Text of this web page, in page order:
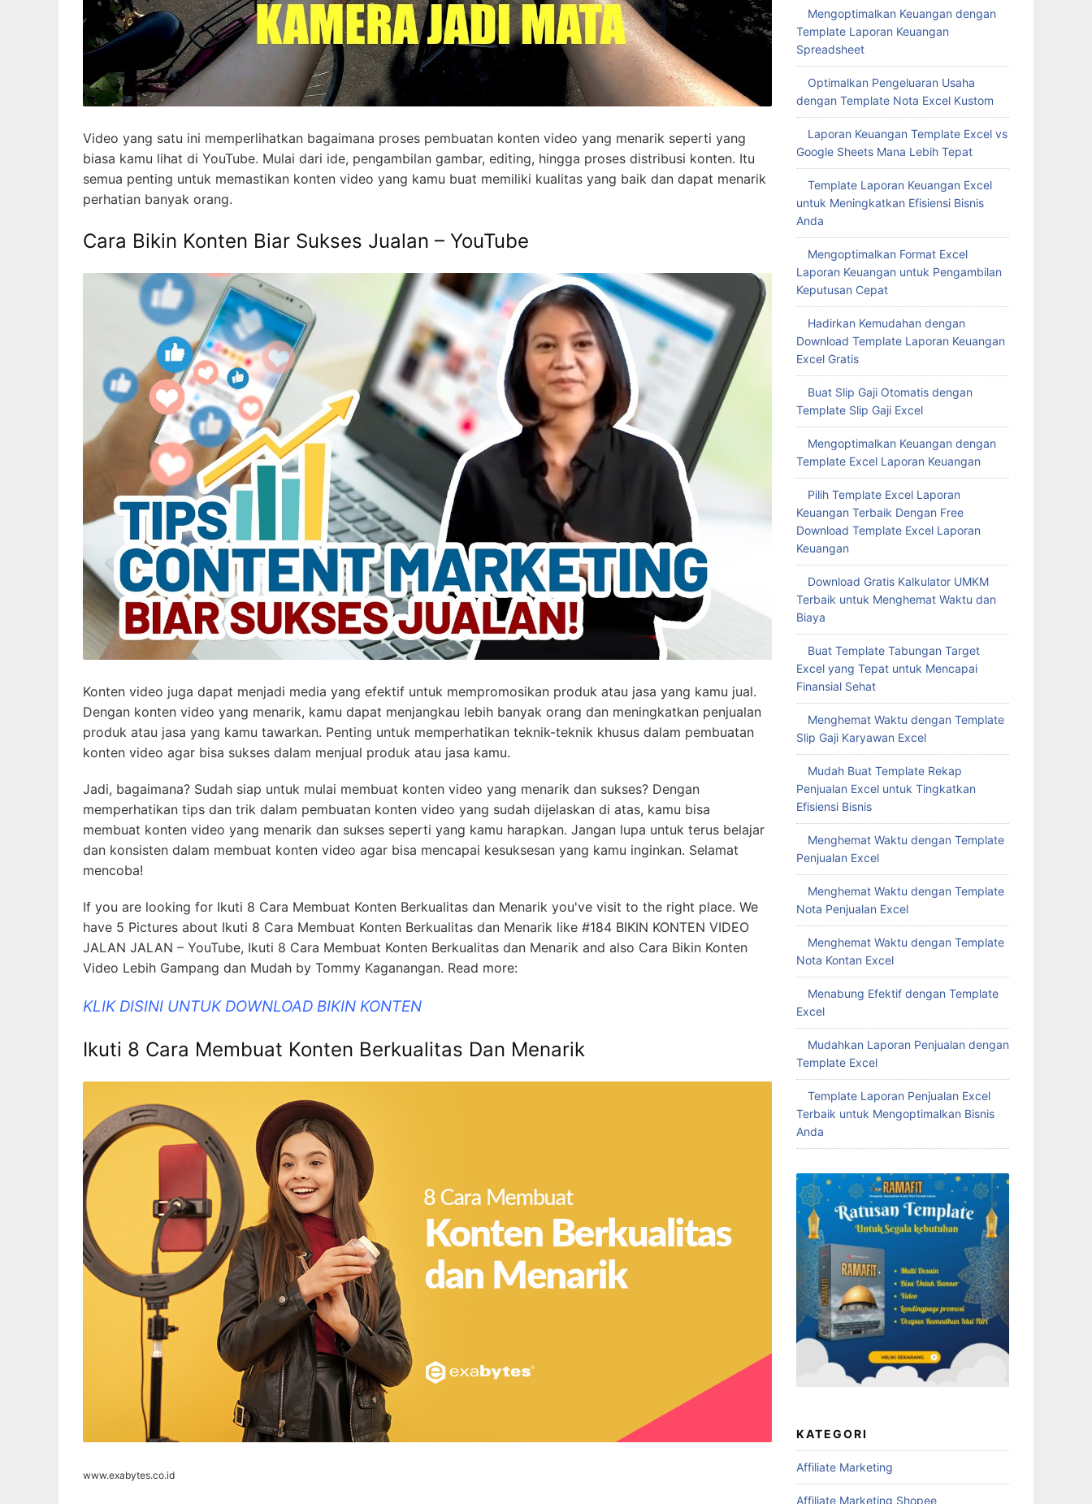
Video yang satu ini memperlihatkan bagaimana proses pembuatan konten video yang menarik seperti yang
biasa kamu lihat di YouTube. Mulai dari ide, pengambilan gambar, editing, hingga proses distribusi konten. Itu
semua penting untuk memastikan konten video yang kamu buat memiliki kualitas yang baik dan dapat menarik
perhatian banyak orang.
Cara Bikin Konten Biar Sukses Jualan – YouTube
Konten video juga dapat menjadi media yang efektif untuk mempromosikan produk atau jasa yang kamu jual.
Dengan konten video yang menarik, kamu dapat menjangkau lebih banyak orang dan meningkatkan penjualan
produk atau jasa yang kamu tawarkan. Penting untuk memperhatikan teknik-teknik khusus dalam pembuatan
konten video agar bisa sukses dalam menjual produk atau jasa kamu.
Jadi, bagaimana? Sudah siap untuk mulai membuat konten video yang menarik dan sukses? Dengan
memperhatikan tips dan trik dalam pembuatan konten video yang sudah dijelaskan di atas, kamu bisa
membuat konten video yang menarik dan sukses seperti yang kamu harapkan. Jangan lupa untuk terus belajar
dan konsisten dalam membuat konten video agar bisa mencapai kesuksesan yang kamu inginkan. Selamat
mencoba!
If you are looking for Ikuti 8 Cara Membuat Konten Berkualitas dan Menarik you've visit to the right place. We
have 5 Pictures about Ikuti 8 Cara Membuat Konten Berkualitas dan Menarik like #184 BIKIN KONTEN VIDEO
JALAN JALAN – YouTube, Ikuti 8 Cara Membuat Konten Berkualitas dan Menarik and also Cara Bikin Konten
Video Lebih Gampang dan Mudah by Tommy Kaganangan. Read more:
KLIK DISINI UNTUK DOWNLOAD BIKIN KONTEN
Ikuti 8 Cara Membuat Konten Berkualitas Dan Menarik
www.exabytes.co.id
Mengoptimalkan Keuangan dengan
Template Laporan Keuangan
Spreadsheet
Optimalkan Pengeluaran Usaha
dengan Template Nota Excel Kustom
Laporan Keuangan Template Excel vs
Google Sheets Mana Lebih Tepat
Template Laporan Keuangan Excel
untuk Meningkatkan Efisiensi Bisnis
Anda
Mengoptimalkan Format Excel
Laporan Keuangan untuk Pengambilan
Keputusan Cepat
Hadirkan Kemudahan dengan
Download Template Laporan Keuangan
Excel Gratis
Buat Slip Gaji Otomatis dengan
Template Slip Gaji Excel
Mengoptimalkan Keuangan dengan
Template Excel Laporan Keuangan
Pilih Template Excel Laporan
Keuangan Terbaik Dengan Free
Download Template Excel Laporan
Keuangan
Download Gratis Kalkulator UMKM
Terbaik untuk Menghemat Waktu dan
Biaya
Buat Template Tabungan Target
Excel yang Tepat untuk Mencapai
Finansial Sehat
Menghemat Waktu dengan Template
Slip Gaji Karyawan Excel
Mudah Buat Template Rekap
Penjualan Excel untuk Tingkatkan
Efisiensi Bisnis
Menghemat Waktu dengan Template
Penjualan Excel
Menghemat Waktu dengan Template
Nota Penjualan Excel
Menghemat Waktu dengan Template
Nota Kontan Excel
Menabung Efektif dengan Template
Excel
Mudahkan Laporan Penjualan dengan
Template Excel
Template Laporan Penjualan Excel
Terbaik untuk Mengoptimalkan Bisnis
Anda
KATEGORI
Affiliate Marketing
Affiliate Marketing Shopee